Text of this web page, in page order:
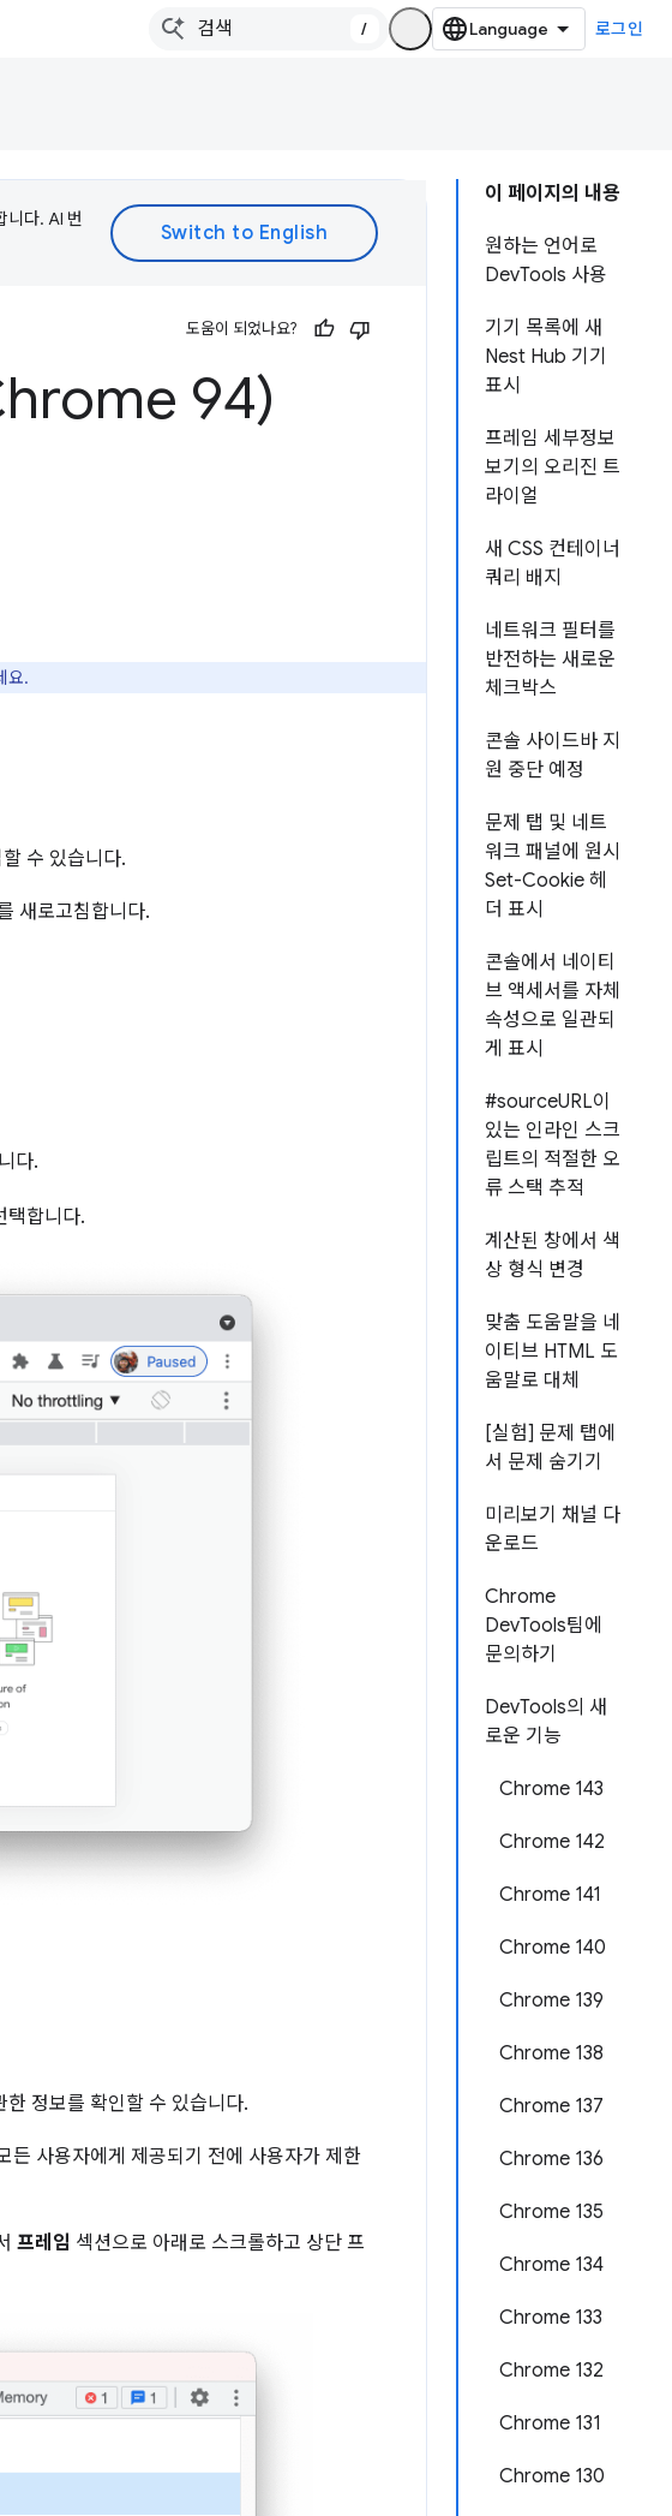
/ 로그인
이 페이지의 내용
원하는 언어로
DevTools 사용
기기 목록에 새
Nest Hub 기기
표시
프레임 세부정보
보기의 오리진 트
라이얼
새 CSS 컨테이너
쿼리 배지
네트워크 필터를
반전하는 새로운
체크박스
콘솔 사이드바 지
원 중단 예정
문제 탭 및 네트
워크 패널에 원시
Set-Cookie 헤
더 표시
콘솔에서 네이티
브 액세서를 자체
속성으로 일관되
게 표시
#sourceURL이
있는 인라인 스크
립트의 적절한 오
류 스택 추적
계산된 창에서 색
상 형식 변경
맞춤 도움말을 네
이티브 HTML 도
움말로 대체
[실험] 문제 탭에
서 문제 숨기기
미리보기 채널 다
운로드
Chrome
DevTools팀에
문의하기
DevTools의 새
로운 기능
Chrome 143
Chrome 142
Chrome 141
Chrome 140
Chrome 139
Chrome 138
Chrome 137
Chrome 136
Chrome 135
Chrome 134
Chrome 133
Chrome 132
Chrome 131
Chrome 130
니다. AI 번
도움이 되었나요?
94)
요.
수 있습니다.
새로고침합니다.
다.
합니다.
한 정보를 확인할 수 있습니다.
든 사용자에게 제공되기 전에 사용자가 제한
프레임 섹션으로 아래로 스크롤하고 상단 프